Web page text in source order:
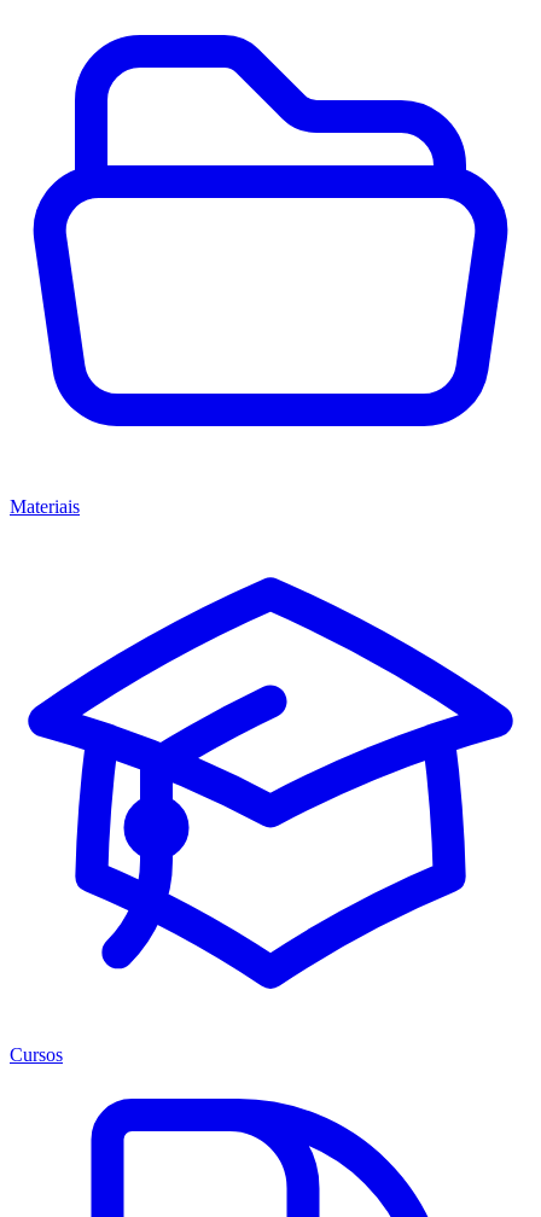
Materiais
Cursos